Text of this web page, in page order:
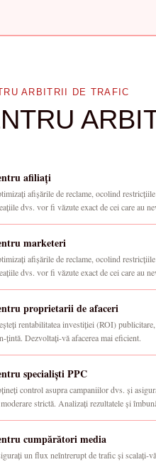
ARBITRII DE TRAFIC
afiliați
afișările de reclame, ocolind
dvs. vor fi văzute exact de cei care au
marketeri
afișările de reclame, ocolind
dvs. vor fi văzute exact de cei care au
proprietarii de afaceri
rentabilitatea investiției (ROI)
țintă. Dezvoltați-vă afacerea mai eficient.
specialiști PPC
control asupra campaniilor dvs. și
strictă. Analizați rezultatele și
cumpărători media
un flux neîntrerupt de trafic și scalați-